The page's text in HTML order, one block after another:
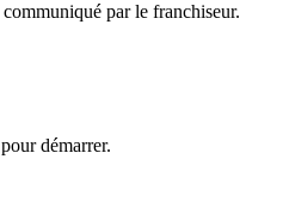
par le franchiseur.
démarrer.